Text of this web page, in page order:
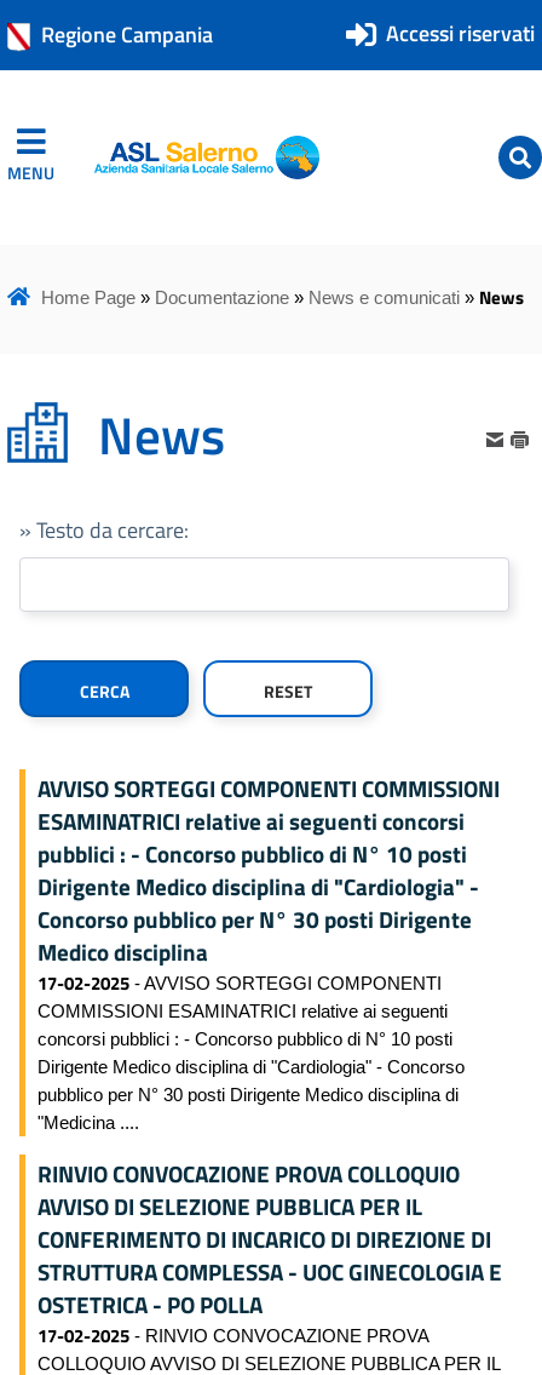
Regione Campania Accessi riservati
MENU ASL Salerno
ASL Salerno
Home Page» Documentazione» News e comunicati» News
News
» Testo da cercare:
AVVISO SORTEGGI COMPONENTI COMMISSIONI
ESAMINATRICI relative ai seguenti concorsi
pubblici : - Concorso pubblico di N° 10 posti
Dirigente Medico disciplina di "Cardiologia" -
Concorso pubblico per N° 30 posti Dirigente
Medico disciplina
17-02-2025 - AVVISO SORTEGGI COMPONENTI
COMMISSIONI ESAMINATRICI relative ai seguenti
concorsi pubblici : - Concorso pubblico di N° 10 posti
Dirigente Medico disciplina di "Cardiologia" - Concorso
pubblico per N° 30 posti Dirigente Medico disciplina di
"Medicina ....
RINVIO CONVOCAZIONE PROVA COLLOQUIO
AVVISO DI SELEZIONE PUBBLICA PER IL
CONFERIMENTO DI INCARICO DI DIREZIONE DI
STRUTTURA COMPLESSA - UOC GINECOLOGIA E
OSTETRICA - PO POLLA
17-02-2025 - RINVIO CONVOCAZIONE PROVA
COLLOQUIO AVVISO DI SELEZIONE PUBBLICA PER IL